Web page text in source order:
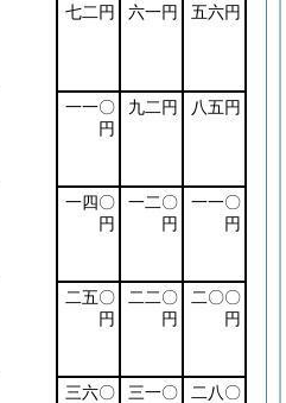
七二円 六一円 五六円
一一〇
円
九二円 八五円
一四〇
円
一二〇
円
一一〇
円
二五〇
円
二二〇
円
二〇〇
円
三六〇
三一〇
二八〇